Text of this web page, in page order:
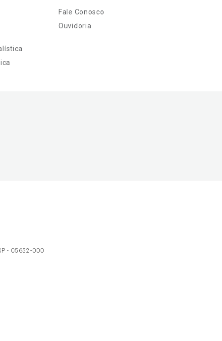
Fale Conosco
Ouvidoria
- 05652-000